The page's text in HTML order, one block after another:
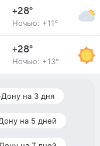
+28°
Ночью: +11°
+28°
Ночью: +13°
на 3 дня
на 5 дней